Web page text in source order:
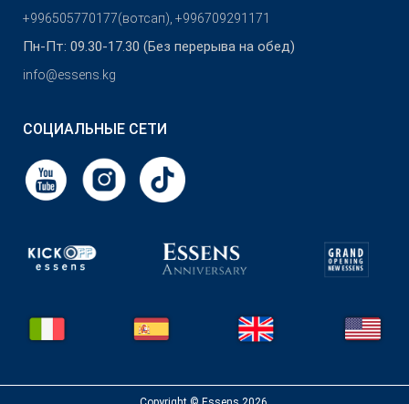
+996505770177(вотсап), +996709291171
Пн-Пт: 09.30-17.30 (Без перерыва на обед)
info@essens.kg
СОЦИАЛЬНЫЕ СЕТИ